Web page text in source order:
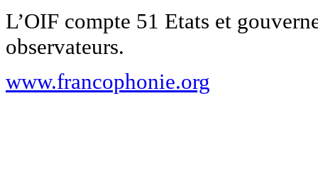
L’OIF compte 51 Etats et
observateurs.
www.francophonie.org